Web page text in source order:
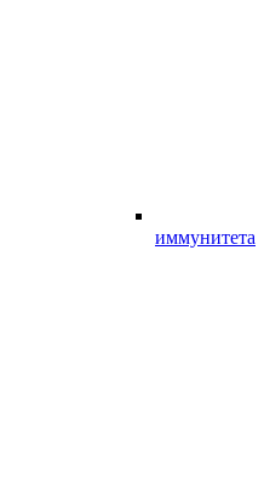
иммунитета